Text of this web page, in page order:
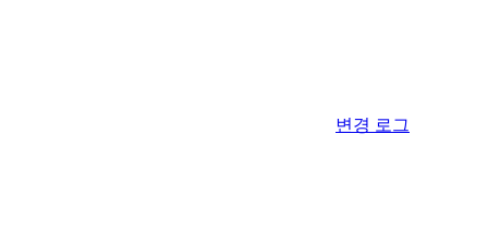
변경 로그